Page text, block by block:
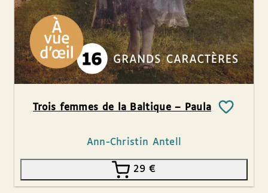
Trois femmes de la Baltique – Paula
Ann-Christin Antell
29€